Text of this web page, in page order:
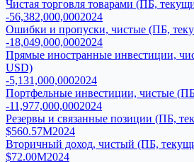
Чистая торговля товарами (ПБ,
-56,382,000,0002024
Ошибки и пропуски, чистые (ПБ,
-18,049,000,0002024
Прямые иностранные инвестиции,
USD)
-5,131,000,0002024
Портфельные инвестиции, чистые
-11,977,000,0002024
Резервы и связанные позиции (ПБ,
$560.57M2024
Вторичный доход, чистый (ПБ,
$72.00M2024